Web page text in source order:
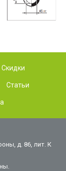
Скидки
Статьи
д. 86, лит. К